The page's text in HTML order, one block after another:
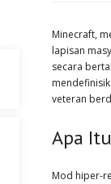
Minecraft,
lapisan
secara
veteran
Apa
Mod hiper-